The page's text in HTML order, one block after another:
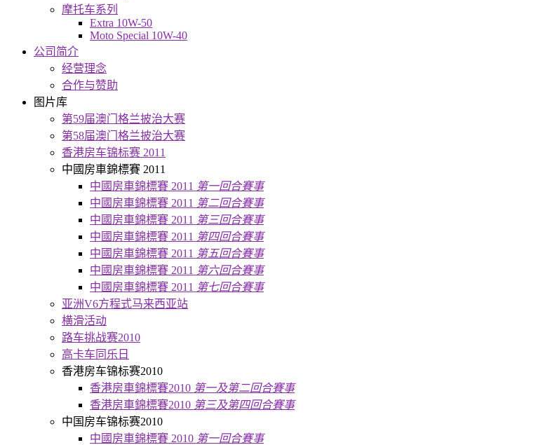
摩托车系列
Extra 10W-50
Moto Special 10W-40
公司简介
经营理念
合作与赞助
图片库
第59届澳门格兰披治大赛
第58届澳门格兰披治大赛
香港房车锦标赛 2011
中國房車錦標賽 2011
中國房車錦標賽 2011 第一回合賽事
中國房車錦標賽 2011 第二回合賽事
中國房車錦標賽 2011 第三回合賽事
中國房車錦標賽 2011 第四回合賽事
中國房車錦標賽 2011 第五回合賽事
中國房車錦標賽 2011 第六回合賽事
中國房車錦標賽 2011 第七回合賽事
亚洲V6方程式马来西亚站
横滑活动
路车挑战赛2010
高卡车同乐日
香港房车锦标赛2010
香港房車錦標賽2010 第一及第二回合賽事
香港房車錦標賽2010 第三及第四回合賽事
中国房车锦标赛2010
中國房車錦標賽 2010 第一回合賽事